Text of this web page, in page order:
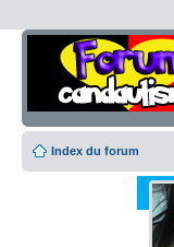
Index du forum